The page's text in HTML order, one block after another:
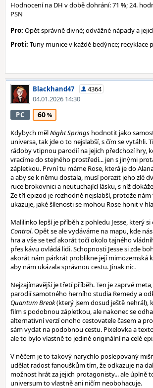
Hodnocení na DH v době dohrání: 71 %; 24.
PSN
Pro: Opět správně divné; odvážné nápady a
Proti: Tuny munice v každé bedýnce; recyklace
Blackhand47
4364
04.01.2026 14:30
PC 60
Kdybych mělNight Springs hodnotit jako
universa, tak jde o to nejslabší, s čím se vytáhli.
rádoby vtipnou parodií na jejich předchozí hry,
vracíme do stejného prostředí... jen s jinými
zápletkou. První tu máme Rose, která je do
a aby se k němu dostala, musí porazit jeho zlé
ruce brokovnici a neutuchající lásku, s níž
Ze tří epizod je rozhodně nejslabší, protože nám
ukazuje, jaké šílenosti se mohou Rose honit v
Malilinko lepší je příběh z pohledu Jesse, který si
Control. Opět se ale vydáváme na mapu, kde
hra a vše se teď akorát točí okolo tajného
přes kávu ovládá lidi. Schopnosti Jesse si zde
akorát nám párkrát problikne její mimozemská
aby nám ukázala správnou cestu. Jinak nic.
Nejzajímavější je třetí příběh. Ten je zaprvé
parodií samotného herního studia Remedy a
Quantum Break(který jsem dosud ještě nehrál),
film s podobnou zápletkou, ale nakonec se
alternativní verzí onoho cestovatele časem a
sám vydat na podobnou cestu. Pixelovka a
ale to bylo vlastně to jediné originální na celé
V něčem je to takový narychlo poslepovaný
udělat radost fanouškům tím, že odkazuje na
možnost hrát za jejich protagonisty... ale úplně
universum to vlastně ani ničím neobohacuje.